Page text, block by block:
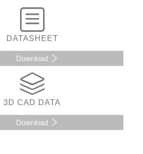
DATASHEET
Download
3D CAD DATA
Download